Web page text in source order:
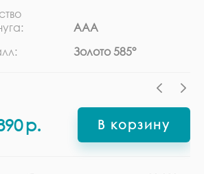
ААА
Золото 585°
р. В корзину